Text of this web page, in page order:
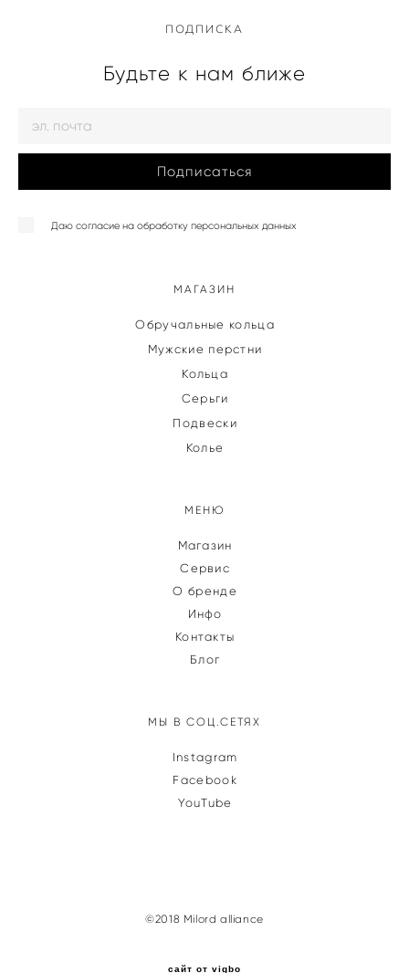
ПОДПИСКА
Будьте к нам ближе
Подписаться
Даю согласие на обработку персональных данных
МАГАЗИН
Обручальные кольца
Мужские перстни
Кольца
Серьги
Подвески
Колье
МЕНЮ
Магазин
Сервис
О бренде
Инфо
Контакты
Блог
МЫ В СОЦ.СЕТЯХ
Instagram
Facebook
YouTube
©2018 Milord alliance
сайт от vigbo